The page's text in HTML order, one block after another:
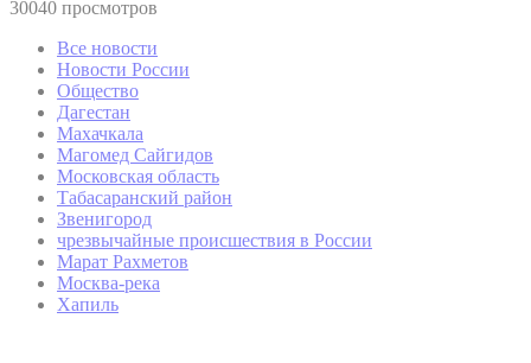
30040 просмотров
Все новости
Новости России
Общество
Дагестан
Махачкала
Магомед Сайгидов
Московская область
Табасаранский район
Звенигород
чрезвычайные происшествия в России
Марат Рахметов
Москва-река
Хапиль